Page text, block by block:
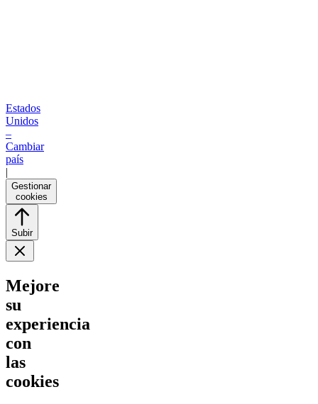
Estados
Unidos
–
Cambiar
país
|
Gestionar
cookies
Subir
Mejore
su
experiencia
con
las
cookies